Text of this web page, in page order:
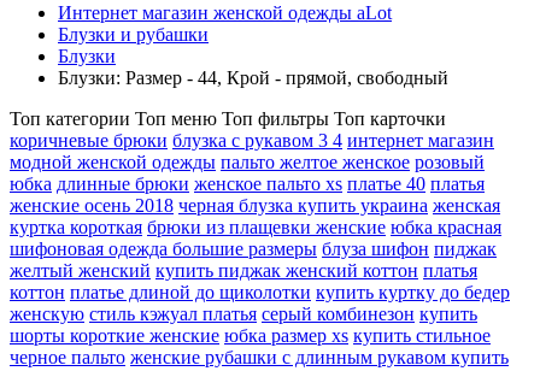
Интернет магазин женской одежды aLot
Блузки и рубашки
Блузки
Блузки: Размер - 44, Крой - прямой, свободный
Топ категории Топ меню Топ фильтры Топ карточки
коричневые брюки блузка с рукавом 3 4 интернет магазин
модной женской одежды пальто желтое женское розовый
юбка длинные брюки женское пальто xs платье 40 платья
женские осень 2018 черная блузка купить украина женская
куртка короткая брюки из плащевки женские юбка красная
шифоновая одежда большие размеры блуза шифон пиджак
желтый женский купить пиджак женский коттон платья
коттон платье длиной до щиколотки купить куртку до бедер
женскую стиль кэжуал платья серый комбинезон купить
шорты короткие женские юбка размер xs купить стильное
черное пальто женские рубашки с длинным рукавом купить